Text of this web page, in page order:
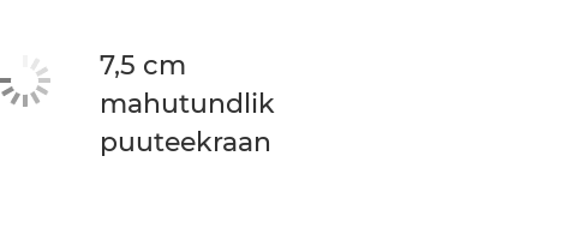
7,5 cm
mahutundlik
puuteekraan